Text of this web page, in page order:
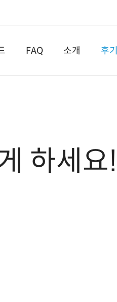
FAQ 소개 후기
하세요!